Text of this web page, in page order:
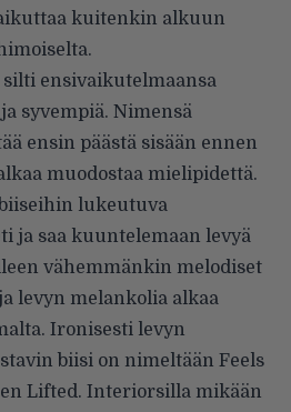
kuitenkin alkuun
ensivaikutelmaansa
syvempiä. Nimensä
ensin päästä sisään ennen
muodostaa mielipidettä.
lukeutuva
ja saa kuuntelemaan levyä
vähemmänkin melodiset
levyn melankolia alkaa
Ironisesti levyn
biisi on nimeltään Feels
Lifted. Interiorsilla mikään